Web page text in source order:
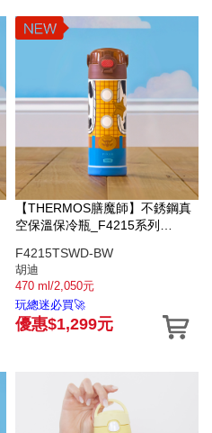
【THERMOS膳魔師】不銹鋼真
空保溫保冷瓶_F4215系列
F4215TSWD-BW
胡迪
470 ml/2,050元
玩總迷必買🚀
優惠$1,299元